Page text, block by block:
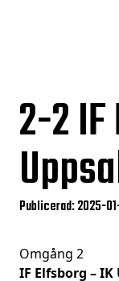
2-2
Publicerad: 2025-
Omgång 2
IF Elfsborg – IK